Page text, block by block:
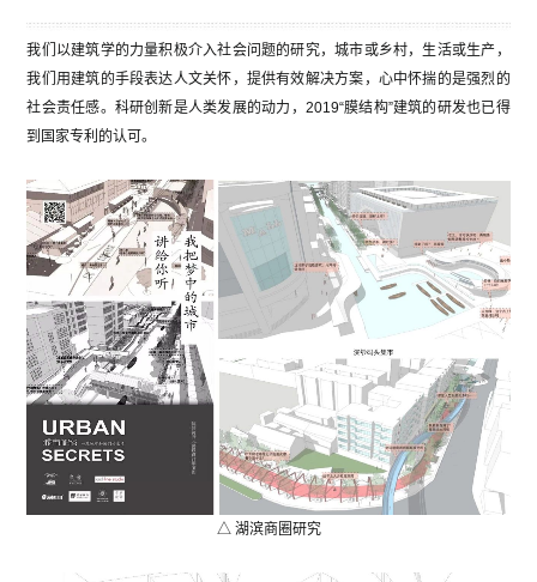
我们以建筑学的力量积极介入社会问题的研究，城市或乡村，生活或生产，
我们用建筑的手段表达人文关怀，提供有效解决方案，心中怀揣的是强烈的
社会责任感。科研创新是人类发展的动力，2019“膜结构”建筑的研发也已得
到国家专利的认可。
△ 湖滨商圈研究